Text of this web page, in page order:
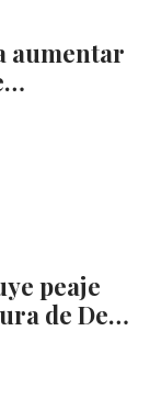
aumentar
peaje
de De…